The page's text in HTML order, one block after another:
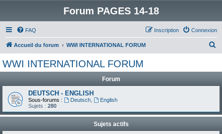
Forum PAGES 14-18
FAQ Connexion
Inscription
Accueil du forum WWI INTERNATIONAL FORUM
c
WWI INTERNATIONAL FORUM
Forum
DEUTSCH - ENGLISH
Sous-forums : Deutsch,
English
Sujets : 280
Sujets actifs